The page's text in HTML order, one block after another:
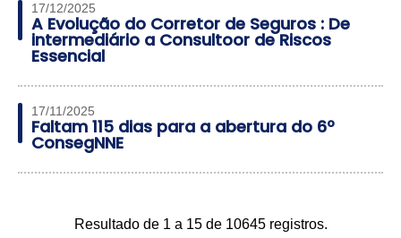
17/12/2025
A Evolução do Corretor de Seguros : De
intermediário a Consultoor de Riscos
Essencial
17/11/2025
Faltam 115 dias para a abertura do 6º
ConsegNNE
Resultado de 1 a 15 de 10645 registros.